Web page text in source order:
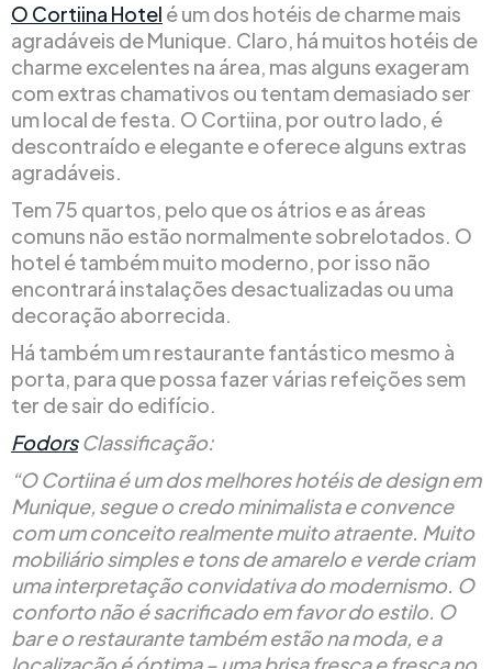
O Cortiina Hotel é um dos hotéis de charme mais
agradáveis de Munique. Claro, há muitos hotéis de
charme excelentes na área, mas alguns exageram
com extras chamativos ou tentam demasiado ser
um local de festa. O Cortiina, por outro lado, é
descontraído e elegante e oferece alguns extras
agradáveis.
Tem 75 quartos, pelo que os átrios e as áreas
comuns não estão normalmente sobrelotados. O
hotel é também muito moderno, por isso não
encontrará instalações desactualizadas ou uma
decoração aborrecida.
Há também um restaurante fantástico mesmo à
porta, para que possa fazer várias refeições sem
ter de sair do edifício.
FodorsClassificação:
“O Cortiina é um dos melhores hotéis de design em
Munique, segue o credo minimalista e convence
com um conceito realmente muito atraente. Muito
mobiliário simples e tons de amarelo e verde criam
uma interpretação convidativa do modernismo. O
conforto não é sacrificado em favor do estilo. O
bar e o restaurante também estão na moda, e a